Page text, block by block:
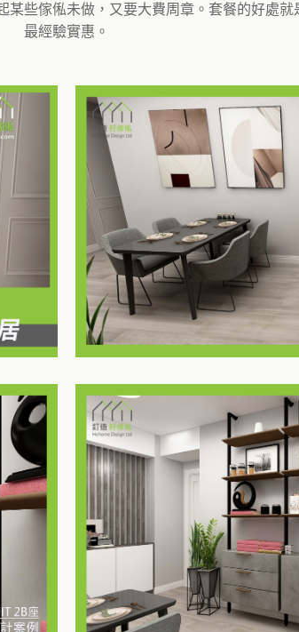
些傢俬未做，又要大費周章。套餐的好處
最經驗實惠。